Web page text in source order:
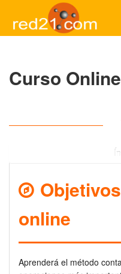
Curso
online
Aprenderá el método